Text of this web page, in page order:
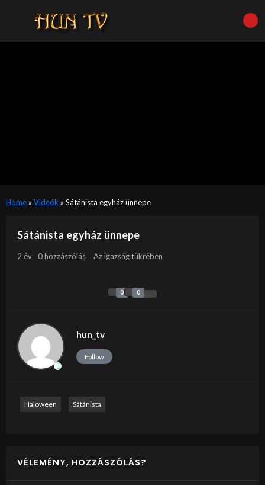
Home» Videók » Sátánista egyház ünnepe
Sátánista egyház ünnepe
2 év 0 hozzászólás Az igazság tükrében
0 0
hun_tv
Follow
Haloween Sátánista
VÉLEMÉNY, HOZZÁSZÓLÁS?